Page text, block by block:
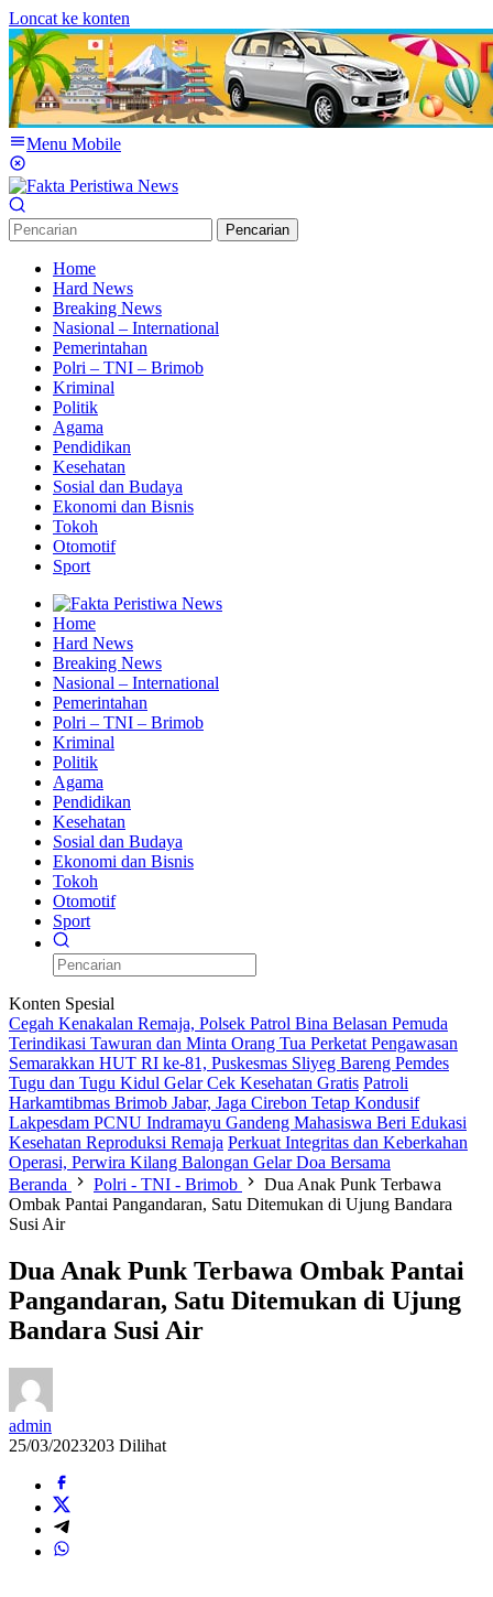
Loncat ke konten
Menu Mobile
Pencarian
Home
Hard News
Breaking News
Nasional – International
Pemerintahan
Polri – TNI – Brimob
Kriminal
Politik
Agama
Pendidikan
Kesehatan
Sosial dan Budaya
Ekonomi dan Bisnis
Tokoh
Otomotif
Sport
Home
Hard News
Breaking News
Nasional – International
Pemerintahan
Polri – TNI – Brimob
Kriminal
Politik
Agama
Pendidikan
Kesehatan
Sosial dan Budaya
Ekonomi dan Bisnis
Tokoh
Otomotif
Sport
Konten Spesial
Cegah Kenakalan Remaja, Polsek Patrol Bina Belasan Pemuda
Terindikasi Tawuran dan Minta Orang Tua Perketat Pengawasan
Semarakkan HUT RI ke-81, Puskesmas Sliyeg Bareng Pemdes
Tugu dan Tugu Kidul Gelar Cek Kesehatan Gratis Patroli
Harkamtibmas Brimob Jabar, Jaga Cirebon Tetap Kondusif
Lakpesdam PCNU Indramayu Gandeng Mahasiswa Beri Edukasi
Kesehatan Reproduksi Remaja Perkuat Integritas dan Keberkahan
Operasi, Perwira Kilang Balongan Gelar Doa Bersama
Beranda
Polri - TNI - Brimob
Dua Anak Punk Terbawa
Ombak Pantai Pangandaran, Satu Ditemukan di Ujung Bandara
Susi Air
Dua Anak Punk Terbawa Ombak Pantai
Pangandaran, Satu Ditemukan di Ujung
Bandara Susi Air
admin
25/03/2023203 Dilihat